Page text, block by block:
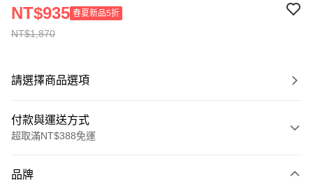
NT$1,870
NT$935 春夏新品5折
請選擇商品選項
付款與運送方式
超取滿NT$388免運
信用卡一次付款
品牌